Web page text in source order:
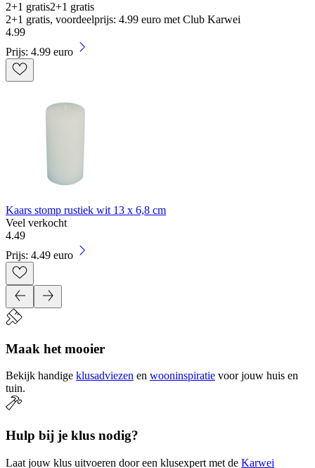
2+1 gratis2+1 gratis
2+1 gratis, voordeelprijs: 4.99 euro met Club Karwei
4.99
Prijs: 4.99 euro
Kaars stomp rustiek wit 13 x 6,8 cm
Veel verkocht
4.49
Prijs: 4.49 euro
Maak het mooier
Bekijk handige klusadviezen en wooninspiratie voor jouw huis en
tuin.
Hulp bij je klus nodig?
Laat jouw klus uitvoeren door een klusexpert met de Karwei